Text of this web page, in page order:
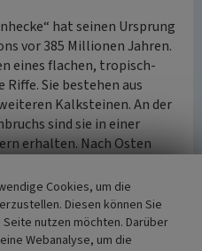
hat seinen Ursprung
vor 385 Millionen Jahren.
eines flachen, tropisch-
Sie bestehen aus
Kalksteinen. An der
sind sie in einer
erhalten. Nach Osten
an, wobei
gut zu erkennen ist.
Kalkstein mit Loren
und eingefüllt.
Cookies, um die
Diesen können Sie
nutzen möchten. Darüber
Webanalyse, um die